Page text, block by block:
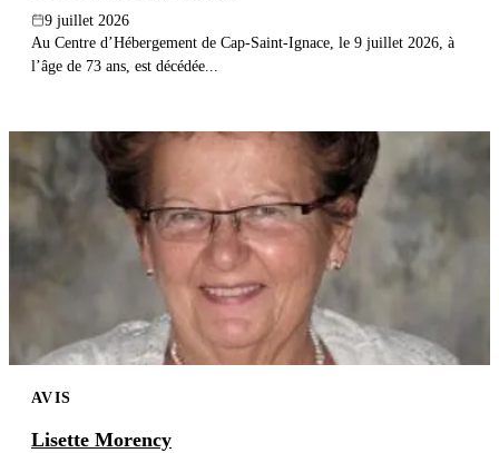
9 juillet 2026
Au Centre d’Hébergement de Cap-Saint-Ignace, le 9 juillet 2026, à
l’âge de 73 ans, est décédée...
AVIS
Lisette Morency